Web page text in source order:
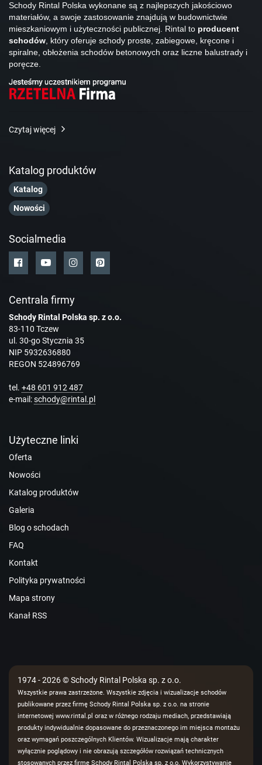
Schody Rintal Polska wykonane są z najlepszych jakościowo
materiałów, a swoje zastosowanie znajdują w budownictwie
mieszkaniowym i użyteczności publicznej. Rintal to producent
schodów, który oferuje schody proste, zabiegowe, kręcone i
spiralne, obłożenia schodów betonowych oraz liczne balustrady i
poręcze.
Czytaj więcej
Katalog produktów
Katalog
Nowości
Socialmedia
Centrala firmy
Schody Rintal Polska sp. z o.o.
83-110 Tczew
ul. 30-go Stycznia 35
NIP 5932636880
REGON 524896769
tel. +48 601 912 487
e-mail:schody@rintal.pl
Użyteczne linki
Oferta
Nowości
Katalog produktów
Galeria
Blog o schodach
FAQ
Kontakt
Polityka prywatności
Mapa strony
Kanał RSS
1974 - 2026 © Schody Rintal Polska sp. z o.o.
Wszystkie prawa zastrzeżone. Wszystkie zdjęcia i wizualizacje schodów
publikowane przez firmę Schody Rintal Polska sp. z o.o. na stronie
internetowej www.rintal.pl oraz w różnego rodzaju mediach, przedstawiają
produkty indywidualnie dopasowane do przeznaczonego im miejsca montażu
oraz wymagań poszczególnych Klientów. Wizualizacje mają charakter
wyłącznie poglądowy i nie obrazują szczegółów rozwiązań technicznych
stosowanych przez firmę Schody Rintal Polska sp. z o.o. Wykorzystywanie